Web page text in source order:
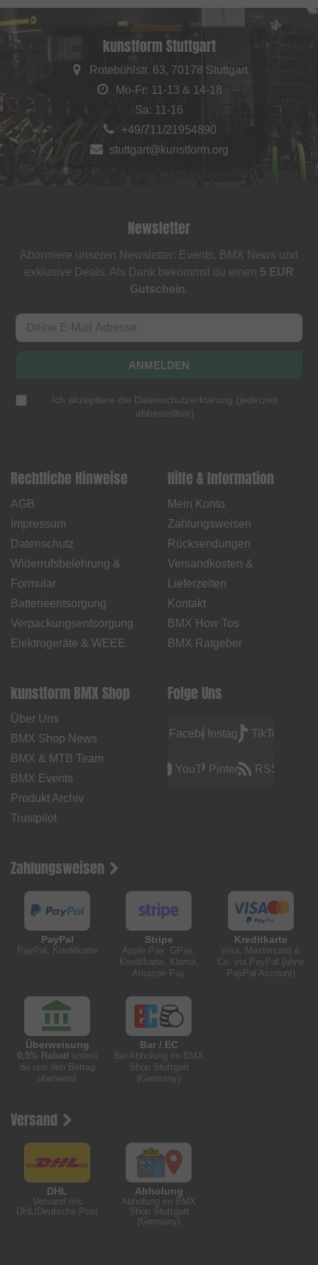
kunstform Stuttgart
Rotebühlstr. 63, 70178 Stuttgart
Mo-Fr: 11-13 & 14-18
Sa: 11-16
+49/711/21954890
stuttgart@kunstform.org
Newsletter
Abonniere unseren Newsletter: Events, BMX News und
exklusive Deals. Als Dank bekommst du einen 5 EUR
Gutschein.
ANMELDEN
Ich akzeptiere die Datenschutzerklärung (jederzeit
abbestellbar)
Rechtliche Hinweise
AGB
Impressum
Datenschutz
Widerrufsbelehrung &
Formular
Batterieentsorgung
Verpackungsentsorgung
Elektrogeräte & WEEE
Hilfe & Information
Mein Konto
Zahlungsweisen
Rücksendungen
Versandkosten &
Lieferzeiten
Kontakt
BMX How Tos
BMX Ratgeber
kunstform BMX Shop
Über Uns
BMX Shop News
BMX & MTB Team
BMX Events
Produkt Archiv
Trustpilot
Folge Uns
FacebookInstagramTikTok
YouTubePinterest RSS
Zahlungsweisen
PayPal
PayPal, Kreditkarte
Stripe
Apple Pay, GPay,
Kreditkarte, Klarna,
Amazon Pay
Kreditkarte
Visa, Mastercard &
Co. via PayPal (ohne
PayPal Account)
Überweisung
0,5% Rabatt sofern
du uns den Betrag
überweist
Bar / EC
Bei Abholung im BMX
Shop Stuttgart
(Germany)
Versand
DHL
Versand mit
DHL/Deutsche Post
Abholung
Abholung im BMX
Shop Stuttgart
(Germany)